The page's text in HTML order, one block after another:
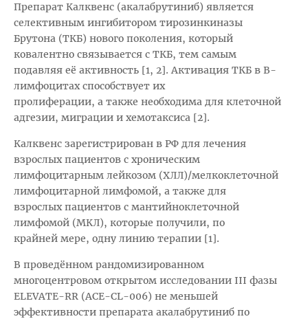
Препарат Калквенс (акалабрутиниб) является
селективным ингибитором тирозинкиназы
Брутона (ТКБ) нового поколения, который
ковалентно связывается с ТКБ, тем самым
подавляя её активность [1, 2]. Активация ТКБ в В-
лимфоцитах способствует их
пролиферации, а также необходима для клеточной
адгезии, миграции и хемотаксиса [2].
Калквенс зарегистрирован в РФ для лечения
взрослых пациентов с хроническим
лимфоцитарным лейкозом (ХЛЛ)/мелкоклеточной
лимфоцитарной лимфомой, а также для
взрослых пациентов с мантийноклеточной
лимфомой (МКЛ), которые получили, по
крайней мере, одну линию терапии [1].
В проведённом рандомизированном
многоцентровом открытом исследовании III фазы
ELEVATE-RR (ACE-CL-006) не меньшей
эффективности препарата акалабрутиниб по